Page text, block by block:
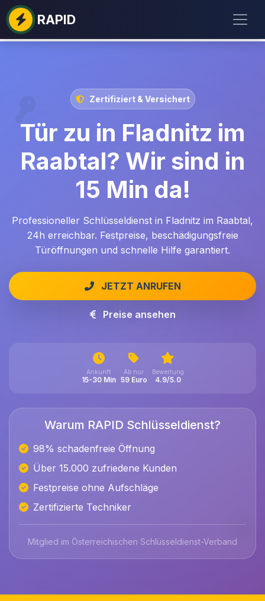
RAPID
Zertifiziert & Versichert
Tür zu in Fladnitz im
Raabtal? Wir sind in
15 Min da!
Professioneller Schlüsseldienst in Fladnitz im Raabtal,
24h erreichbar. Festpreise, beschädigungsfreie
Türöffnungen und schnelle Hilfe garantiert.
JETZT ANRUFEN
Preise ansehen
Ankunft
15-30 Min
Ab nur
59 Euro
Bewertung
4.9/5.0
Warum RAPID Schlüsseldienst?
98% schadenfreie Öffnung
Über 15.000 zufriedene Kunden
Festpreise ohne Aufschläge
Zertifizierte Techniker
Mitglied im Österreichischen Schlüsseldienst-Verband